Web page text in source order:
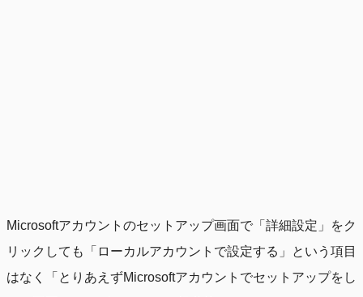
Microsoftアカウントのセットアップ画面で「詳細設定」をク
リックしても「ローカルアカウントで設定する」という項目
はなく「とりあえずMicrosoftアカウントでセットアップをし